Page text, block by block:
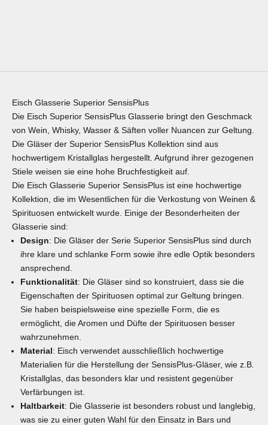
Eisch Glasserie Superior SensisPlus
Die Eisch Superior SensisPlus Glasserie bringt den Geschmack
von Wein, Whisky, Wasser & Säften voller Nuancen zur Geltung.
Die Gläser der Superior SensisPlus Kollektion sind aus
hochwertigem Kristallglas hergestellt. Aufgrund ihrer gezogenen
Stiele weisen sie eine hohe Bruchfestigkeit auf.
Die Eisch Glasserie Superior SensisPlus ist eine hochwertige
Kollektion, die im Wesentlichen für die Verkostung von Weinen &
Spirituosen entwickelt wurde. Einige der Besonderheiten der
Glasserie sind:
Design: Die Gläser der Serie Superior SensisPlus sind durch
ihre klare und schlanke Form sowie ihre edle Optik besonders
ansprechend.
Funktionalität: Die Gläser sind so konstruiert, dass sie die
Eigenschaften der Spirituosen optimal zur Geltung bringen.
Sie haben beispielsweise eine spezielle Form, die es
ermöglicht, die Aromen und Düfte der Spirituosen besser
wahrzunehmen.
Material: Eisch verwendet ausschließlich hochwertige
Materialien für die Herstellung der SensisPlus-Gläser, wie z.B.
Kristallglas, das besonders klar und resistent gegenüber
Verfärbungen ist.
Haltbarkeit: Die Glasserie ist besonders robust und langlebig,
was sie zu einer guten Wahl für den Einsatz in Bars und